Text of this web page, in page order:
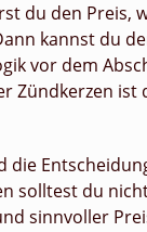
du den Preis,
kannst du
vor dem
Zündkerzen ist
solltest du
sinnvoller